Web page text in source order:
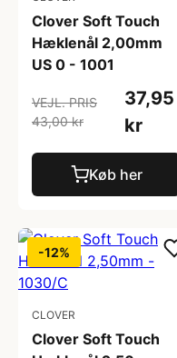
Clover Soft Touch
Hæklenål 2,00mm
US 0 - 1001
VEJL. PRIS
43,00 kr
37,95
kr
Køb her
-12%
CLOVER
Clover Soft Touch